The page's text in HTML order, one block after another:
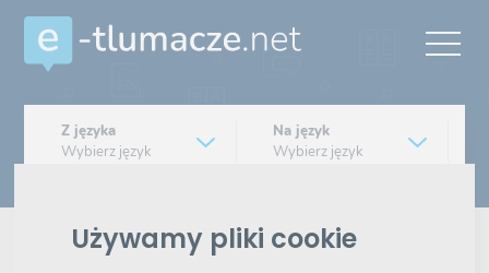
Używamy pliki cookie
Z języka
Wybierz język
Na język
Wybierz język
Pisemne czy ustne